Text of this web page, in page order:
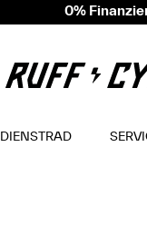
0%
DIENSTRAD